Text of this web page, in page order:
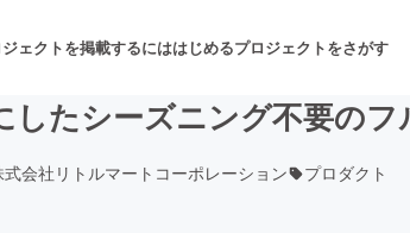
ェクトを掲載するにははじめるプロジェクトをさがす
したシーズニング不要の
式会社リトルマートコーポレーション プロダクト